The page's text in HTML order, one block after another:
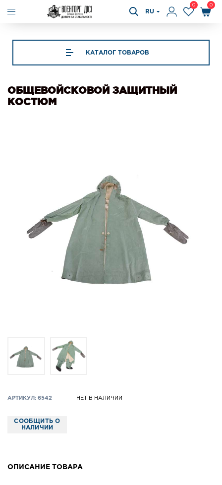
RU
0 0
КАТАЛОГ ТОВАРОВ
ОБЩЕВОЙСКОВОЙ ЗАЩИТНЫЙ
КОСТЮМ
АРТИКУЛ: 6542 НЕТ В НАЛИЧИИ
СООБЩИТЬ О
НАЛИЧИИ
ОПИСАНИЕ ТОВАРА